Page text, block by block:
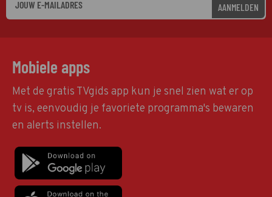
AANMELDEN
Mobiele apps
Met de gratis TVgids app kun je snel zien wat er op
tv is, eenvoudig je favoriete programma's bewaren
en alerts instellen.